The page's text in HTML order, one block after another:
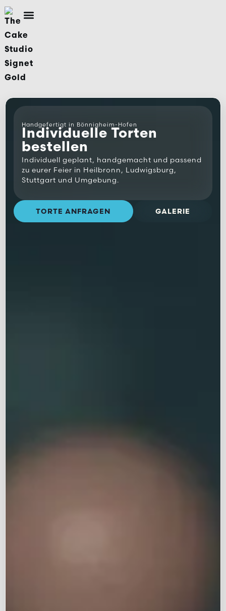
springen
Handgefertigt in Bönnigheim-Hofen
Individuelle Torten
bestellen
Individuell geplant, handgemacht und passend
zu eurer Feier in Heilbronn, Ludwigsburg,
Stuttgart und Umgebung.
TORTE ANFRAGEN GALERIE